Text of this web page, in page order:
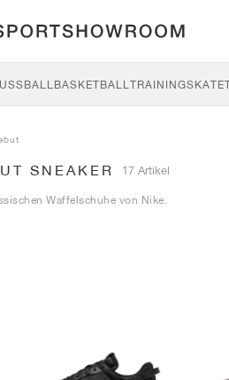
BASKETBALLTRAININGSKATE
SNEAKER 17 Artikel
Waffelschuhe von Nike.